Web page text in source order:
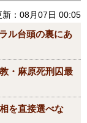
新：08月07日 00:05
ル台頭の裏にあ
・麻原死刑囚最
を直接選べな